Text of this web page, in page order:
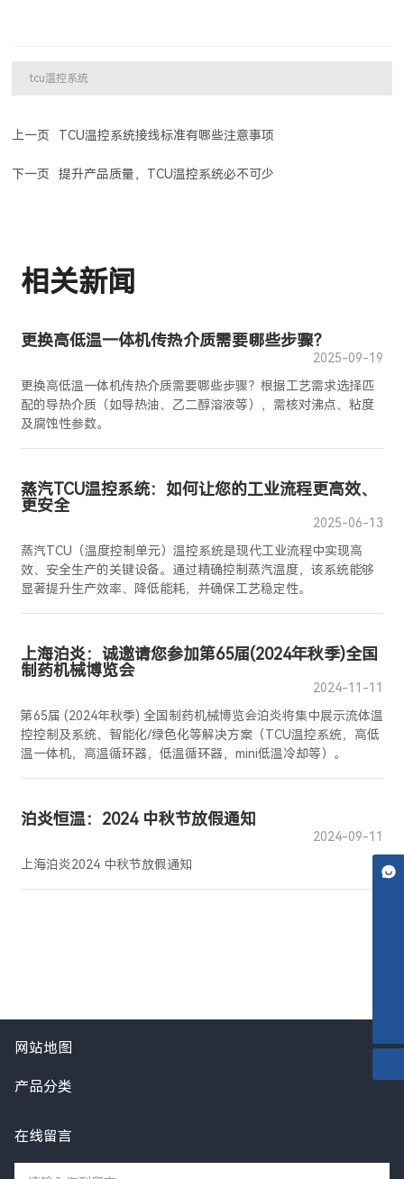
tcu温控系统
上一页 TCU温控系统接线标准有哪些注意事项
下一页 提升产品质量，TCU温控系统必不可少
相关新闻
更换高低温一体机传热介质需要哪些步骤？
2025-09-19
更换高低温一体机传热介质需要哪些步骤？根据工艺需求选择匹
配的导热介质（如导热油、乙二醇溶液等），需核对沸点、粘度
及腐蚀性参数‌。
蒸汽TCU温控系统：如何让您的工业流程更高效、
更安全
2025-06-13
蒸汽TCU（温度控制单元）温控系统是现代工业流程中实现高
效、安全生产的关键设备。通过精确控制蒸汽温度，该系统能够
显著提升生产效率、降低能耗，并确保工艺稳定性。
上海泊炎：诚邀请您参加第65届(2024年秋季)全国
制药机械博览会
2024-11-11
第65届 (2024年秋季) 全国制药机械博览会泊炎将集中展示流体温
控控制及系统、智能化/绿色化等解决方案（TCU温控系统，高低
温一体机，高温循环器，低温循环器，mini低温冷却等）。
泊炎恒温：2024 中秋节放假通知
2024-09-11
上海泊炎2024 中秋节放假通知
网站地图
产品分类
在线留言
在线客服
17317181706